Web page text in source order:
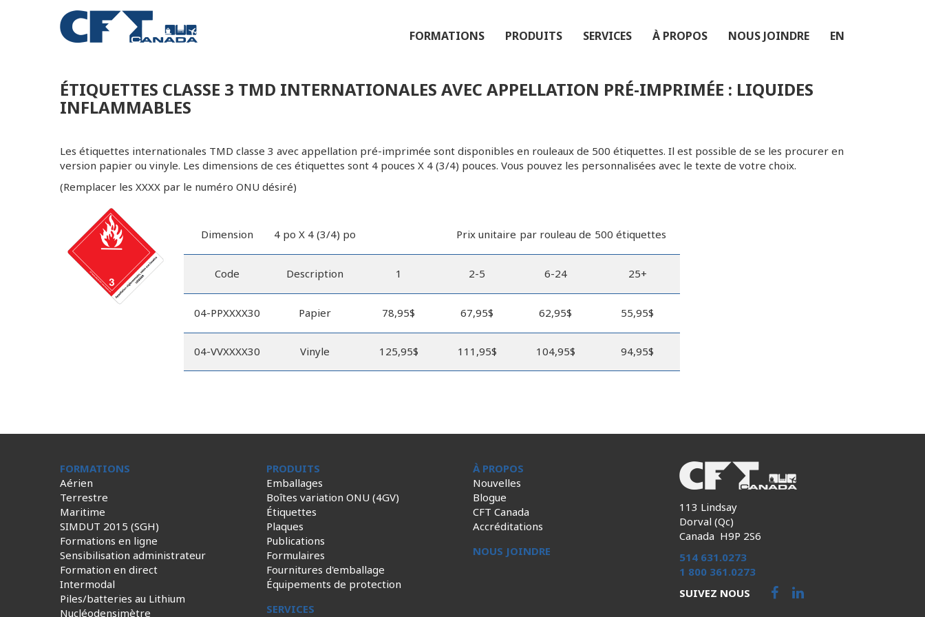
FORMATIONS PRODUITS SERVICES À PROPOS NOUS JOINDRE EN
ÉTIQUETTES CLASSE 3 TMD INTERNATIONALES AVEC APPELLATION PRÉ-IMPRIMÉE : LIQUIDES
INFLAMMABLES
Les étiquettes internationales TMD classe 3 avec appellation pré-imprimée sont disponibles en rouleaux de 500 étiquettes. Il est possible de se les procurer en
version papier ou vinyle. Les dimensions de ces étiquettes sont 4 pouces X 4 (3/4) pouces. Vous pouvez les personnalisées avec le texte de votre choix.
(Remplacer les XXXX par le numéro ONU désiré)
Dimension 4 po X 4 (3/4) po Prix unitaire par rouleau de 500 étiquettes
Code Description 1 2-5 6-24 25+
04-PPXXXX30 Papier 78,95$ 67,95$ 62,95$ 55,95$
04-VVXXXX30 Vinyle 125,95$ 111,95$ 104,95$ 94,95$
FORMATIONS
Aérien
Terrestre
Maritime
SIMDUT 2015 (SGH)
Formations en ligne
Sensibilisation administrateur
Formation en direct
Intermodal
Piles/batteries au Lithium
Nucléodensimètre
PRODUITS
Emballages
Boîtes variation ONU (4GV)
Étiquettes
Plaques
Publications
Formulaires
Fournitures d'emballage
Équipements de protection
SERVICES
À PROPOS
Nouvelles
Blogue
CFT Canada
Accréditations
NOUS JOINDRE
113 Lindsay
Dorval (Qc)
Canada H9P 2S6
514 631.0273
1 800 361.0273
SUIVEZ NOUS